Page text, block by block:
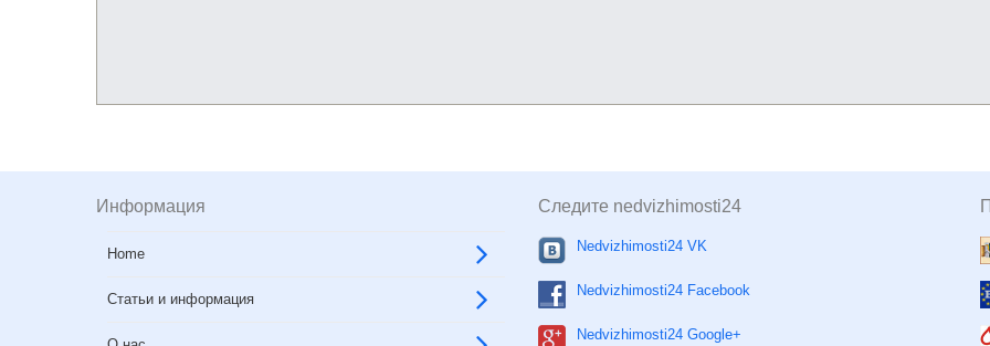
Информация
Home
Статьи и информация
Следите nedvizhimosti24
Nedvizhimosti24 VK
Nedvizhimosti24 Facebook
Nedvizhimosti24 Google+